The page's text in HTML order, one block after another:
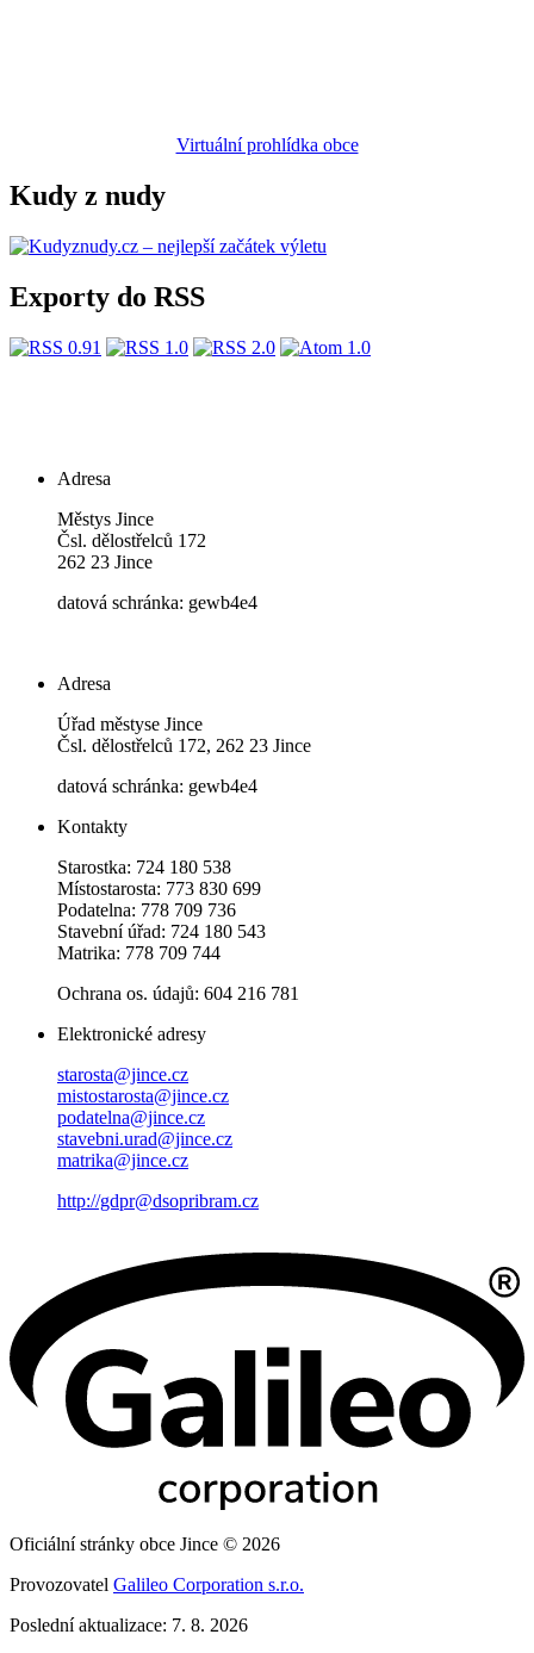
Virtuální prohlídka obce
Kudy z nudy
Exporty do RSS
Adresa
Městys Jince
Čsl. dělostřelců 172
262 23 Jince
datová schránka: gewb4e4
Adresa
Úřad městyse Jince
Čsl. dělostřelců 172, 262 23 Jince
datová schránka: gewb4e4
Kontakty
Starostka: 724 180 538
Místostarosta: 773 830 699
Podatelna: 778 709 736
Stavební úřad: 724 180 543
Matrika: 778 709 744
Ochrana os. údajů: 604 216 781
Elektronické adresy
starosta@jince.cz
mistostarosta@jince.cz
podatelna@jince.cz
stavebni.urad@jince.cz
matrika@jince.cz
http://gdpr@dsopribram.cz
Oficiální stránky obce Jince © 2026
Provozovatel Galileo Corporation s.r.o.
Poslední aktualizace: 7. 8. 2026